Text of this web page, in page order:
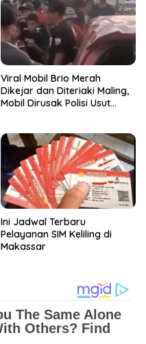
Viral Mobil Brio Merah
Dikejar dan Diteriaki Maling,
Mobil Dirusak Polisi Usut
Ini Jadwal Terbaru
Pelayanan SIM Keliling di
Makassar